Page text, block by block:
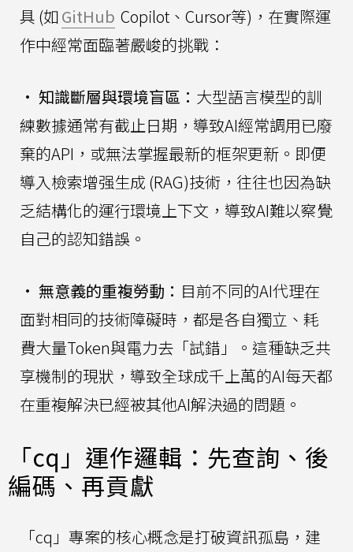
具 (如GitHub Copilot、Cursor等)，在實際運
作中經常面臨著嚴峻的挑戰：
• 知識斷層與環境盲區： 大型語言模型的訓
練數據通常有截止日期，導致AI經常調用已廢
棄的API，或無法掌握最新的框架更新。即便
導入檢索增强生成 (RAG)技術，往往也因為缺
乏結構化的運行環境上下文，導致AI難以察覺
自己的認知錯誤。
• 無意義的重複勞動： 目前不同的AI代理在
面對相同的技術障礙時，都是各自獨立、耗
費大量Token與電力去「試錯」。這種缺乏共
享機制的現狀，導致全球成千上萬的AI每天都
在重複解決已經被其他AI解決過的問題。
「cq」運作邏輯：先查詢、後
編碼、再貢獻
「cq」專案的核心概念是打破資訊孤島，建